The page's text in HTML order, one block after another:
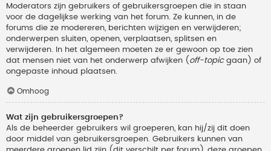
Moderators zijn gebruikers of gebruikersgroepen die in staan
voor de dagelijkse werking van het forum. Ze kunnen, in de
forums die ze modereren, berichten wijzigen en verwijderen;
onderwerpen sluiten, openen, verplaatsen, splitsen en
verwijderen. In het algemeen moeten ze er gewoon op toe zien
dat mensen niet van het onderwerp afwijken ( off-topicgaan) of
ongepaste inhoud plaatsen.
Omhoog
Wat zijn gebruikersgroepen?
Als de beheerder gebruikers wil groeperen, kan hij/zij dit doen
door middel van gebruikersgroepen. Gebruikers kunnen van